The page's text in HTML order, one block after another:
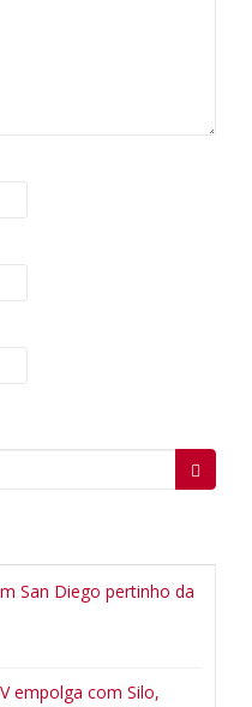
San Diego pertinho da
empolga com Silo,